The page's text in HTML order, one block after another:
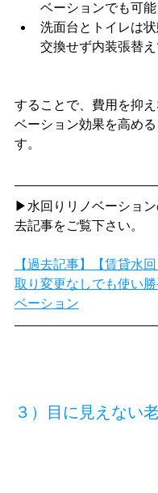
ベーションでも可能
洗面台とトイレは
交換せず内装張替
することで、費用を抑
ベーション効果を高め
す。
▶水回りリノベーショ
去記事をご覧下さい。
【過去記事】【賃貸水
取り変更なしでも使い
ベーション
３）目に見えない